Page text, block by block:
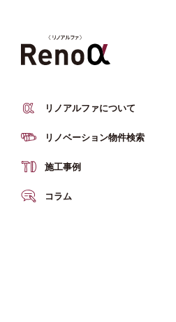
リノアルファについて
リノベーション物件検索
施工事例
コラム
仕入れ品質
施工品質
エリアから探す